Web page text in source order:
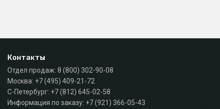
Контакты
Отдел продаж: 8 (800) 302-90-08
Москва: +7 (495) 409-21-72
С-Петербург: +7 (812) 645-02-58
Информация по заказу: +7 (921) 366-05-43